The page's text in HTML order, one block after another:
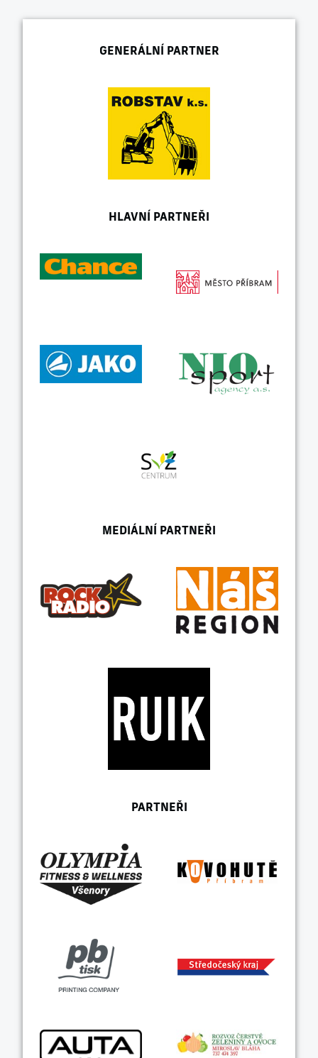
GENERÁLNÍ PARTNER
HLAVNÍ PARTNEŘI
MEDIÁLNÍ PARTNEŘI
PARTNEŘI